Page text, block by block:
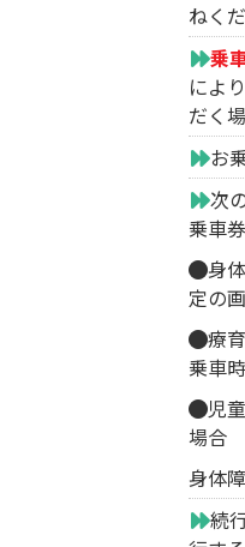
ねく
乗
によ
だく
お
次
乗車
身
定の
療
乗車
児
場合
身体
続